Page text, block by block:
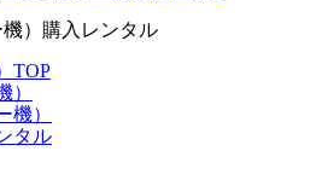
） 購入レンタル
TOP
）
機）
タル